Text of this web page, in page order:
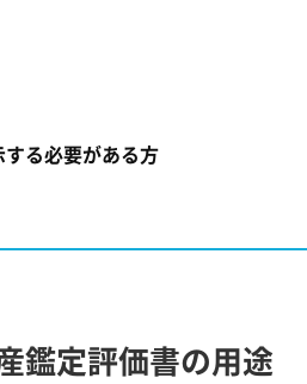
る必要がある方
鑑定評価書の用途